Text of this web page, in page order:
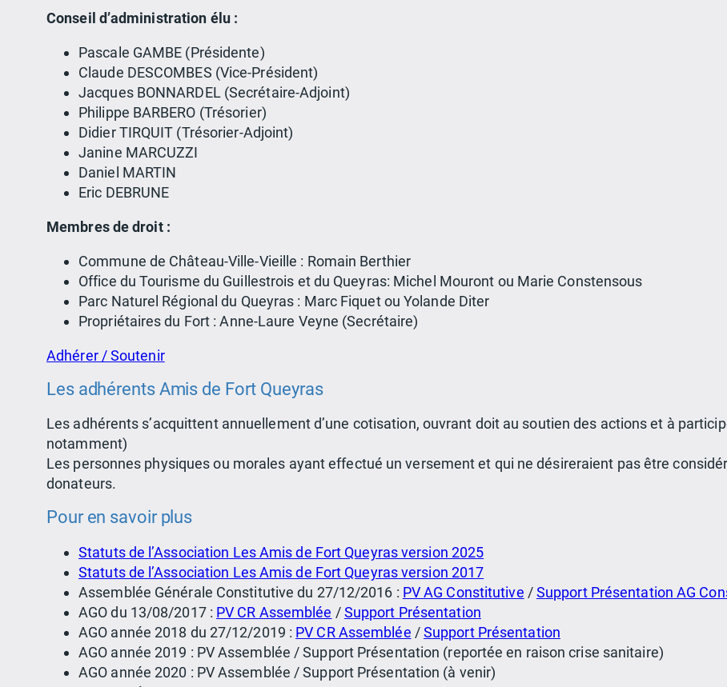
Conseil d’administration élu :
Pascale GAMBE (Présidente)
Claude DESCOMBES (Vice-Président)
Jacques BONNARDEL (Secrétaire-Adjoint)
Philippe BARBERO (Trésorier)
Didier TIRQUIT (Trésorier-Adjoint)
Janine MARCUZZI
Daniel MARTIN
Eric DEBRUNE
Membres de droit :
Commune de Château-Ville-Vieille : Romain Berthier
Office du Tourisme du Guillestrois et du Queyras: Michel Mouront ou Marie Constensous
Parc Naturel Régional du Queyras : Marc Fiquet ou Yolande Diter
Propriétaires du Fort : Anne-Laure Veyne (Secrétaire)
Adhérer / Soutenir
Les adhérents Amis de Fort Queyras
Les adhérents s’acquittent annuellement d’une cotisation, ouvrant doit au soutien des actions et à
notamment)
Les personnes physiques ou morales ayant effectué un versement et qui ne désireraient pas être
donateurs.
Pour en savoir plus
Statuts de l’Association Les Amis de Fort Queyras version 2025
Statuts de l’Association Les Amis de Fort Queyras version 2017
Assemblée Générale Constitutive du 27/12/2016 : PV AG Constitutive /Support Présentation AG
AGO du 13/08/2017 : PV CR Assemblée /Support Présentation
AGO année 2018 du 27/12/2019 : PV CR Assemblée /Support Présentation
AGO année 2019 : PV Assemblée / Support Présentation (reportée en raison crise sanitaire)
AGO année 2020 : PV Assemblée / Support Présentation (à venir)